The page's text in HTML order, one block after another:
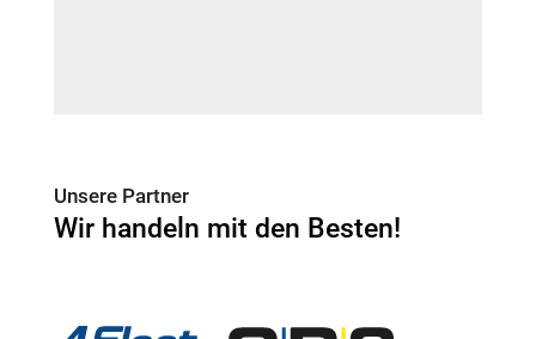
Unsere Partner
Wir handeln mit den Besten!